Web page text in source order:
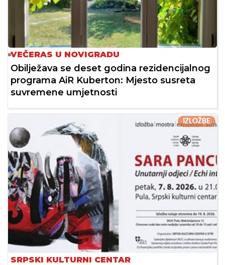
VEČERAS U NOVIGRADU
Obilježava se deset godina rezidencijalnog
programa AiR Kuberton: Mjesto susreta
suvremene umjetnosti
IZLOŽBE
SRPSKI KULTURNI CENTAR